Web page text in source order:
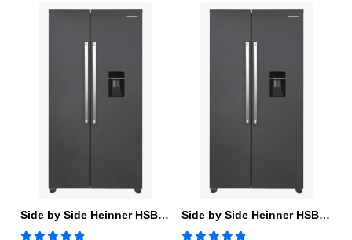
Side by Side Heinner HSBS-HM439NFINVDGWDE++, Total No Frost, Compresor Inverter, Dozator Apa, Display Touch LED, 439 L, Clasa E, Gri Antracit Texturat Side by Side Heinner HSBS-HM439NFINVDGWDE++, Total No Frost, Compresor Inverter, Dozator Apa, Display Touch LED, 439 L, Clasa E, Gri Antracit Texturat